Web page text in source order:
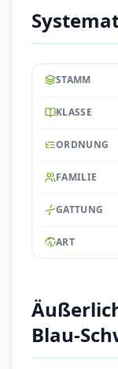
STAMM
KLASSE
ORDNUNG
FAMILIE
GATTUNG
ART
Blau-